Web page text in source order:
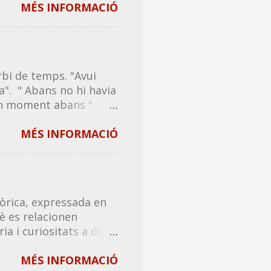
amb tothom,
en català (tercera
(setena tongada) -
tongada) - Acudits
- Acudits en cata...
MÉS INFORMACIÓ
de temps. "Avui
" Abans no hi havia
moment abans ". "El
avanç de les
o el
. ...
MÉS INFORMACIÓ
expressada en
es relacionen
i curiositats a dojo!
que presenten
MÉS INFORMACIÓ